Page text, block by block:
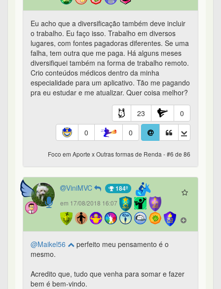
Eu acho que a diversificação também deve incluir
o trabalho. Eu faço isso. Trabalho em diversos
lugares, com fontes pagadoras diferentes. Se uma
falha, tem outra que me paga. Há alguns meses
diversifiquei também na forma de trabalho remoto.
Crio conteúdos médicos dentro da minha
especialidade para um aplicativo. Tão me pagando
pra eu estudar e me atualizar. Quer coisa melhor?
23
0
0
0
Foco em Aporte x Outras formas de Renda - #6 de 86
ViniMVC 184º
em 17/08/2018 16:07
@Maikel56
perfeito meu pensamento é o
mesmo.
Acredito que, tudo que venha para somar e fazer
bem é bem-vindo.